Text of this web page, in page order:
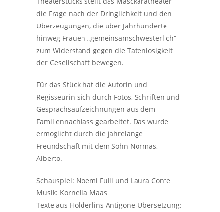
die Frage nach der Dringlichkeit und den
Überzeugungen, die über Jahrhunderte
hinweg Frauen „gemeinsamschwesterlich“
zum Widerstand gegen die Tatenlosigkeit
der Gesellschaft bewegen.
Für das Stück hat die Autorin und
Regisseurin sich durch Fotos, Schriften und
Gesprächsaufzeichnungen aus dem
Familiennachlass gearbeitet. Das wurde
ermöglicht durch die jahrelange
Freundschaft mit dem Sohn Normas,
Alberto.
Schauspiel: Noemi Fulli und Laura Conte
Musik: Kornelia Maas
Texte aus Hölderlins Antigone-Übersetzung: